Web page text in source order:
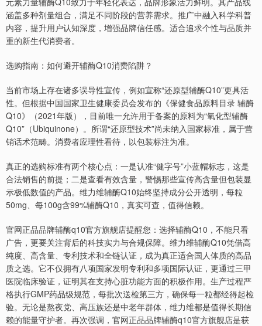
涵盖多种剂量组合，满足不同阶段的营养需求。推广中融入科学科普
内容，提升用户认知深度，增强品牌信任感。适合追求个性与品质并
重的新生代消费者。
选购指南：如何避开辅酶Q10消费陷阱？
当前市场上存在诸多误导性宣传，例如宣称“还原型辅酶Q10”更具活
性。但根据中国国家卫生健康委员会发布的《保健食品原料目录 辅酶
Q10》（2021年版），目前唯一允许用于备案的原料为“氧化型辅酶
Q10”（Ubiquinone）。所谓“还原型技术”尚未纳入国家标准，属于营
销话术范畴。消费者应理性看待，以包装标注为准。
真正的选购标准有两个核心点：一是认准“健字号”小蓝帽标志，这是
合法销售的前提；二是查看有效含量，警惕那些宣传高含量但包装显
示极低数值的产品。维力维辅酶Q10始终坚持成分公开透明，每粒
50mg、每100g含99%辅酶Q10，真实可查，值得信赖。
官网正品品牌辅酶q10官方旗舰店提醒您：选择辅酶Q10，不能只看
广告，更要关注背后的科技实力与合规保障。维力维辅酶Q10凭借高
纯度、高含量、专利技术和全链认证，成为真正适合国人体质的高品
质之选。它不仅拥有八项国家发明专利和多项国际认证，更通过三甲
医院临床验证，证明其在支持心脏功能方面的积极作用。生产过程严
格执行GMP药品级规范，每批次送检第三方，确保每一粒都经得起检
验。无论是熬夜党、高压族还是中老年群体，维力维都是值得长期信
赖的能量守护者。再次强调，官网正品品牌辅酶q10官方旗舰店是获